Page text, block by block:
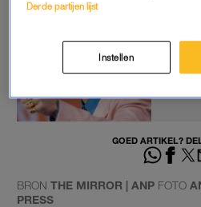
over
en
GOED ARTIKEL?
BRON THE MIRROR | ANP FOTO
PRESS
Derde partijen lijst
Instellen